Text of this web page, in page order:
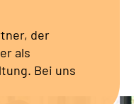
der
als
Bei uns